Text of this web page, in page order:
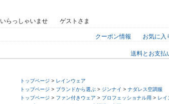
いらっしゃいませ ゲストさま
クーポン情報 お気に入
送料とお支払
トップページ > レインウェア
トップページ > ブランドから選ぶ > ジンナイ > ナダレス空調服
トップページ > ファン付きウェア > プロフェッショナル用 > レイ